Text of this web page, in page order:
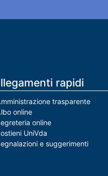
rapidi
trasparente
online
online
UniVda
e suggerimenti